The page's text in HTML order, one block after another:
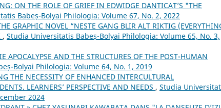
ON THE ROLE OF GRIEF IN EDWIDGE DANTICAT’S "THE
Babeș-Bolyai Philologia: Volume 67, No. 2, 2022
GRAPHIC NOVEL “NESTE GANG BLIR ALT RIKTIG
, Studia Universitatis Babeș-Bolyai Philologia: Volume 65, No. 3,
APOCALYPSE AND THE STRUCTURES OF THE POST-HUMAN
Bolyai Philologia: Volume 64, No. 1, 2019
THE NECESSITY OF ENHANCED INTERCULTURAL
LEARNERS’ PERSPECTIVE AND NEEDS , Studia
2024